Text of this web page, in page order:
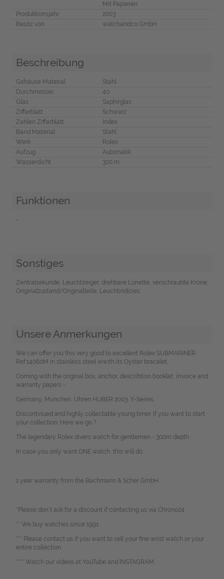
Mit Papieren
Produktionsjahr
2003
Besitz von
watchandco GmbH
Beschreibung
Gehäuse Material
Stahl
Durchmesser
40
Glas
Saphirglas
Zifferblatt
Schwarz
Zahlen Zifferblatt
Index
Band Material
Stahl
Werk
Rolex
Aufzug
Automatik
Wasserdicht
300 m
Funktionen
-
Sonstiges
Zentralsekunde, Leuchtzeiger, drehbare Lünette, verschraubte Krone,
Originalzustand/Originalteile, Leuchtindizies
Unsere Anmerkungen
We can offer you this very good to excellent Rolex SUBMARINER
Ref.14060M in stainless steel wwith its Oyster bracelet.
Coming with the original box, anchor, describtion booklet, invoice and
warranty papers -
Germany, München, Uhren HUBER 2003, Y-Series.
Discontinued and highly collectable young timer. If you want to start
your collection. Here we go ?
The legendary Rolex divers watch for gentlemen - 300m depth.
In case you only want ONE watch, this will do.
1 year warranty from the Bachmann & Scher GmbH.
*Please don`t ask for a discount if contacting us via Chrono24.
** We buy watches since 1991.
*** Please contact us if you want to sell your fine wrist watch or your
entire collection.
**** Watch our videos at YouTube and INSTAGRAM.